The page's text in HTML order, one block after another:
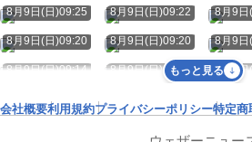
8月9日(日)09:25 8月9日(日)09:22 8月9日
8月9日(日)09:20 8月9日(日)09:20 8月9日
8月9日(日)09:14 8月9日(日)09:13 8月9日
もっと見る
会社概要利用規約プライバシーポリシー特定商